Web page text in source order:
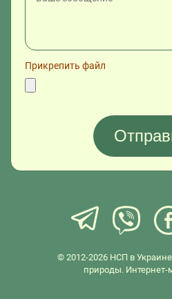
Прикрепить файл
© 2012-2026 НСП в
природы.